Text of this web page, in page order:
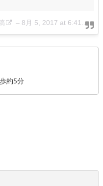
– 8月 5, 2017 at 6:41午前 PDT
約5分